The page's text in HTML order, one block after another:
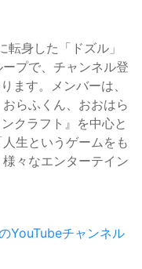
転身した「ドズル」
プで、チャンネル登
ます。メンバーは、
らふくん、おおはら
クラフト』を中心と
生というゲームをも
々なエンターテイン
YouTubeチャンネル